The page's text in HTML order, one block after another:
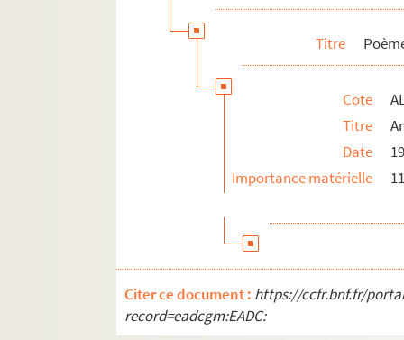
Titre
Cote
Titre
Date
Importance matérielle
Citer ce document : https://ccfr.bnf.fr/
record=eadcgm:EADC: